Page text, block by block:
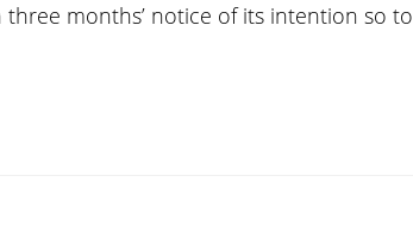
months’ notice of its intention so to